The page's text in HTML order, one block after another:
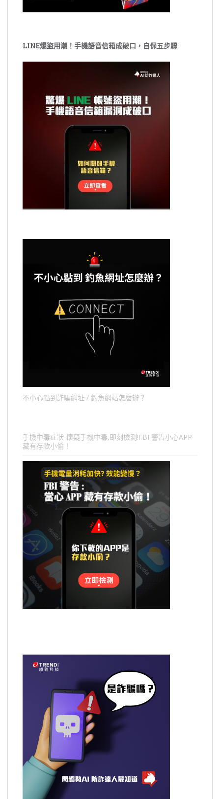
LINE爆盜用潮！手機語音信箱成破口，自保五步驟
不小心點到詐騙網址 / 釣魚網站怎麼辦？
手機中毒症狀-懷疑手機中毒,即刻檢測!FBI 警告小心APP
藏有存款小偷！